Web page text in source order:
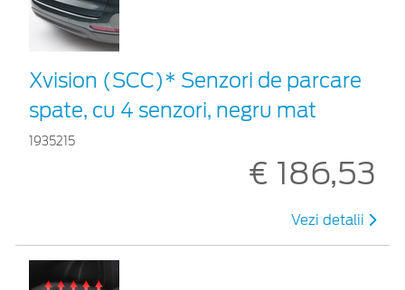
Xvision (SCC)* Senzori de parcare
spate, cu 4 senzori, negru mat
1935215
€ 186,53
Vezi detalii